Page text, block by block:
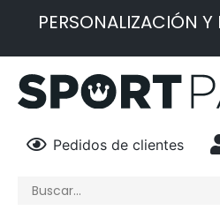
PERSONALIZACIÓN Y
Pedidos de clientes